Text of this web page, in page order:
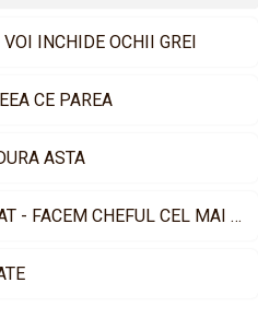
INCHIDE OCHII GREI
CE PAREA
ASTA
DJ SEBI SI JAKAB BERNAT - FACEM CHEFUL CEL MAI TARE